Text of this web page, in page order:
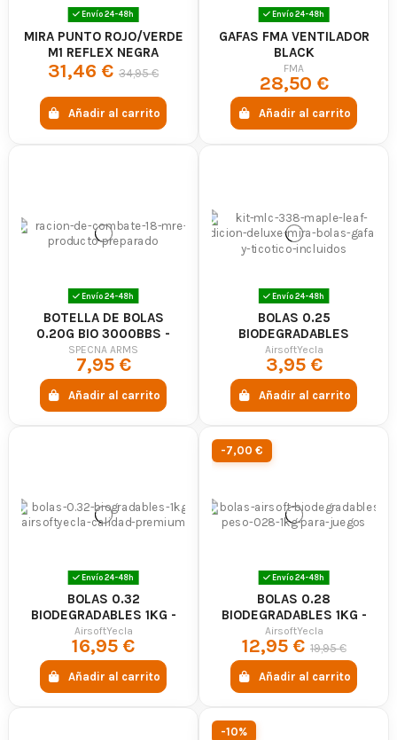
Envío 24-48h
MIRA PUNTO ROJO/VERDE
M1 REFLEX NEGRA
31,46 € 34,95 €
Añadir al carrito
Envío 24-48h
GAFAS FMA VENTILADOR
BLACK
FMA
28,50 €
Añadir al carrito
Envío 24-48h
BOTELLA DE BOLAS
0.20G BIO 3000BBS -
SPECNA ARMS
SPECNA ARMS
7,95 €
Añadir al carrito
Envío 24-48h
BOLAS 0.25
BIODEGRADABLES
1000BBS - AIRSOFTYECLA
AirsoftYecla
3,95 €
Añadir al carrito
Envío 24-48h
BOLAS 0.32
BIODEGRADABLES 1KG -
AIRSOFTYECLA
AirsoftYecla
16,95 €
Añadir al carrito
-7,00 €
Envío 24-48h
BOLAS 0.28
BIODEGRADABLES 1KG -
AIRSOFTYECLA
AirsoftYecla
12,95 € 19,95 €
Añadir al carrito
-10%